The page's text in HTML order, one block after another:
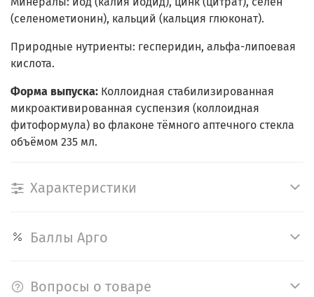
(селенометионин), кальций (кальция глюконат).
Природные нутриенты: гесперидин, альфа-липоевая
кислота.
Форма выпуска: Коллоидная стабилизированная
микроактивированная суспензия (коллоидная
фитоформула) во флаконе тёмного аптечного стекла
объёмом 235 мл.
Характеристики
Баллы Арго
Вопросы о товаре